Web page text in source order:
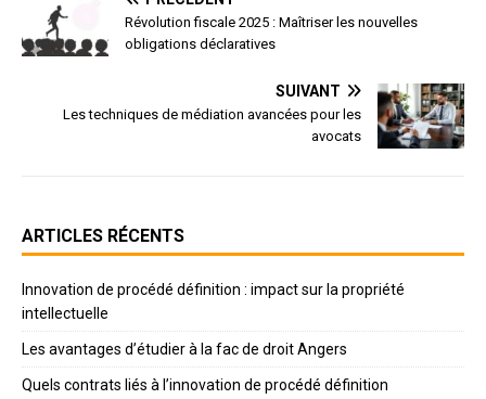
Révolution fiscale 2025 : Maîtriser les nouvelles
obligations déclaratives
SUIVANT
Les techniques de médiation avancées pour les
avocats
ARTICLES RÉCENTS
Innovation de procédé définition : impact sur la propriété
intellectuelle
Les avantages d’étudier à la fac de droit Angers
Quels contrats liés à l’innovation de procédé définition